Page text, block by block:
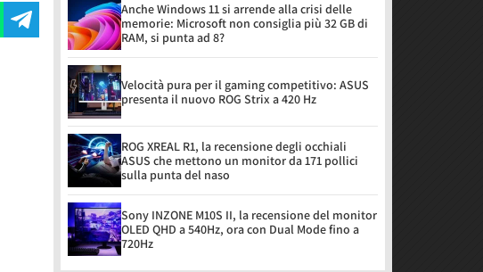
Anche Windows 11 si arrende alla crisi delle
memorie: Microsoft non consiglia più 32 GB di
RAM, si punta ad 8?
Velocità pura per il gaming competitivo: ASUS
presenta il nuovo ROG Strix a 420 Hz
ROG XREAL R1, la recensione degli occhiali
ASUS che mettono un monitor da 171 pollici
sulla punta del naso
Sony INZONE M10S II, la recensione del monitor
OLED QHD a 540Hz, ora con Dual Mode fino a
720Hz